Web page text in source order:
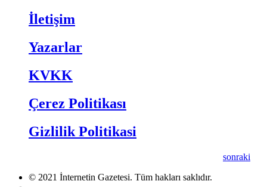
İletişim
Yazarlar
KVKK
Çerez Politikası
Gizlilik Politikasi
sonraki
© 2021 İnternetin Gazetesi. Tüm hakları saklıdır.